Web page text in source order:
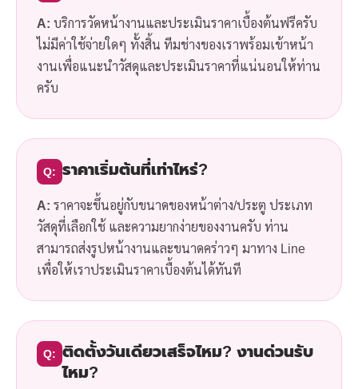
A: บริการวัดหน้างานและประเมินราคาเบื้องต้นฟรีครับ
ไม่มีค่าใช้จ่ายใดๆ ทั้งสิ้น ทีมช่างของเราพร้อมเข้าหน้า
งานเพื่อแนะนำวัสดุและประเมินราคาที่แน่นอนให้ท่าน
ครับ
Q: ราคาเริ่มต้นที่เท่าไหร่?
A: ราคาจะขึ้นอยู่กับขนาดของหน้าต่าง/ประตู ประเภท
วัสดุที่เลือกใช้ และความยากง่ายของงานครับ ท่าน
สามารถส่งรูปหน้างานและขนาดคร่าวๆ มาทาง Line
เพื่อให้เราประเมินราคาเบื้องต้นได้ทันที
Q: ติดตั้งวันเดียวเสร็จไหม? งานด่วนรับ
ไหม?